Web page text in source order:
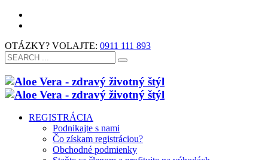
OTÁZKY? VOLAJTE: 0911 111 893
REGISTRÁCIA
Podnikajte s nami
Čo získam registráciou?
Obchodné podmienky